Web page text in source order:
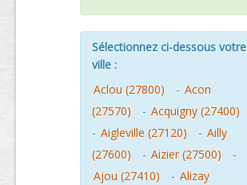
Sélectionnez ci-dessous votre
ville :
Aclou (27800)
- Acon
(27570)
- Acquigny (27400)
- Aigleville (27120) - Ailly
(27600)
- Aizier (27500)
-
Ajou (27410)
- Alizay